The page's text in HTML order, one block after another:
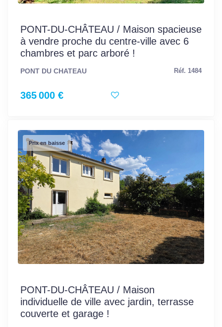
PONT-DU-CHÂTEAU / Maison spacieuse
à vendre proche du centre-ville avec 6
chambres et parc arboré !
PONT DU CHATEAU Réf. 1484
365 000 €
Prix en baisse
PONT-DU-CHÂTEAU / Maison
individuelle de ville avec jardin, terrasse
couverte et garage !